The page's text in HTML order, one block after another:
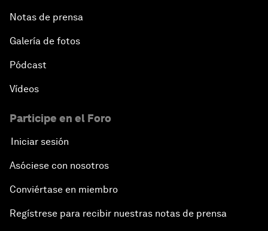
Notas de prensa
Galería de fotos
Pódcast
Vídeos
Participe en el Foro
Iniciar sesión
Asóciese con nosotros
Conviértase en miembro
Regístrese para recibir nuestras notas de prensa